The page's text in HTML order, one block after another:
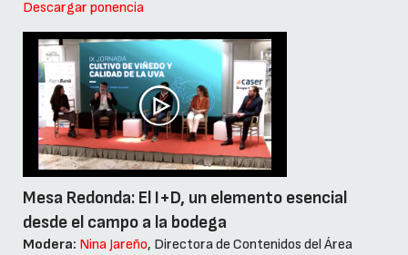
Descargar ponencia
Mesa Redonda: El I+D, un elemento esencial
desde el campo a la bodega
Modera: Nina Jareño, Directora de Contenidos del Área